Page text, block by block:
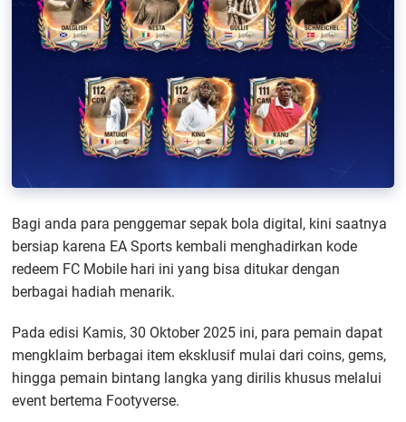
Bagi anda para penggemar sepak bola digital, kini saatnya
bersiap karena EA Sports kembali menghadirkan kode
redeem FC Mobile hari ini yang bisa ditukar dengan
berbagai hadiah menarik.
Pada edisi Kamis, 30 Oktober 2025 ini, para pemain dapat
mengklaim berbagai item eksklusif mulai dari coins, gems,
hingga pemain bintang langka yang dirilis khusus melalui
event bertema Footyverse.